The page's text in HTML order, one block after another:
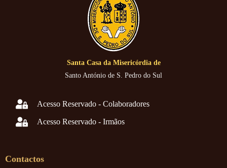
Santa Casa da Misericórdia de
Santo António de S. Pedro do Sul
Acesso Reservado - Colaboradores
Acesso Reservado - Irmãos
Contactos